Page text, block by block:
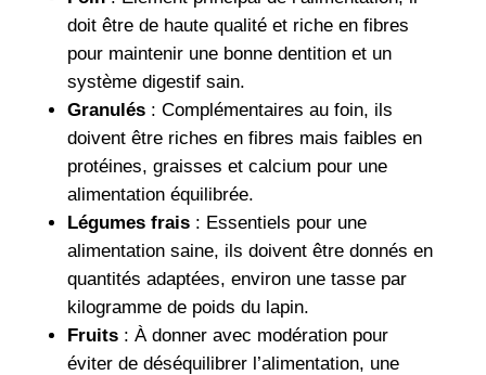
doit être de haute qualité et riche en fibres
pour maintenir une bonne dentition et un
système digestif sain.
Granulés: Complémentaires au foin, ils
doivent être riches en fibres mais faibles en
protéines, graisses et calcium pour une
alimentation équilibrée.
Légumes frais: Essentiels pour une
alimentation saine, ils doivent être donnés en
quantités adaptées, environ une tasse par
kilogramme de poids du lapin.
Fruits: À donner avec modération pour
éviter de déséquilibrer l’alimentation, une